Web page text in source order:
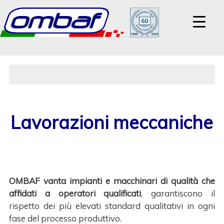
Lavorazioni meccaniche
OMBAF vanta impianti e macchinari di qualità che
affidati a operatori qualificati, garantiscono il
rispetto dei più elevati standard qualitativi in ogni
fase del processo produttivo.